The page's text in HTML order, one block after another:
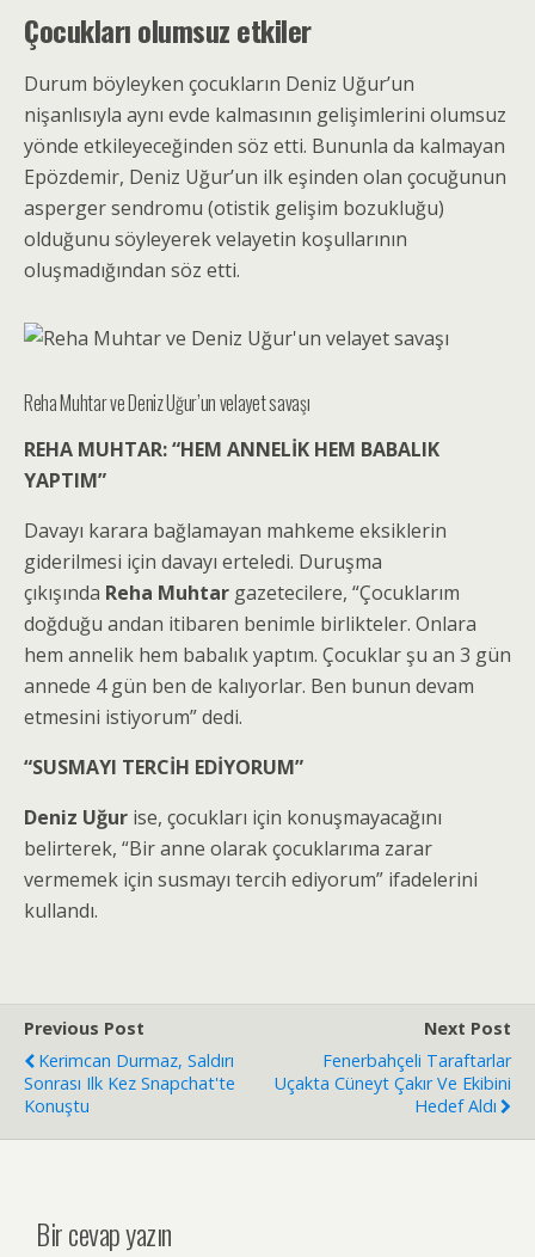
Çocukları olumsuz etkiler
Durum böyleyken çocukların Deniz Uğur’un
nişanlısıyla aynı evde kalmasının gelişimlerini olumsuz
yönde etkileyeceğinden söz etti. Bununla da kalmayan
Epözdemir, Deniz Uğur’un ilk eşinden olan çocuğunun
asperger sendromu (otistik gelişim bozukluğu)
olduğunu söyleyerek velayetin koşullarının
oluşmadığından söz etti.
Reha Muhtar ve Deniz Uğur’un velayet savaşı
REHA MUHTAR: “HEM ANNELİK HEM BABALIK
YAPTIM”
Davayı karara bağlamayan mahkeme eksiklerin
giderilmesi için davayı erteledi. Duruşma
çıkışında Reha Muhtar gazetecilere, “Çocuklarım
doğduğu andan itibaren benimle birlikteler. Onlara
hem annelik hem babalık yaptım. Çocuklar şu an 3 gün
annede 4 gün ben de kalıyorlar. Ben bunun devam
etmesini istiyorum” dedi.
“SUSMAYI TERCİH EDİYORUM”
Deniz Uğur ise, çocukları için konuşmayacağını
belirterek, “Bir anne olarak çocuklarıma zarar
vermemek için susmayı tercih ediyorum” ifadelerini
kullandı.
Previous Post
Kerimcan Durmaz, Saldırı
Sonrası Ilk Kez Snapchat'te
Konuştu
Next Post
Fenerbahçeli Taraftarlar
Uçakta Cüneyt Çakır Ve Ekibini
Hedef Aldı
Bir cevap yazın